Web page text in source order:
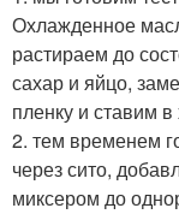
Охлажденное
растираем до
сахар и яйцо,
пленку и ставим
2. тем временем
через сито,
миксером до